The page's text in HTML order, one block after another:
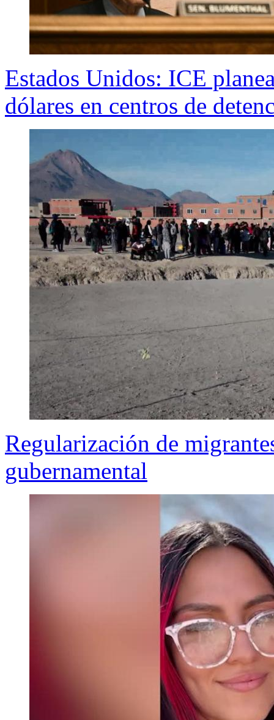
Estados Unidos: ICE
dólares en centros de
Regularización de
gubernamental